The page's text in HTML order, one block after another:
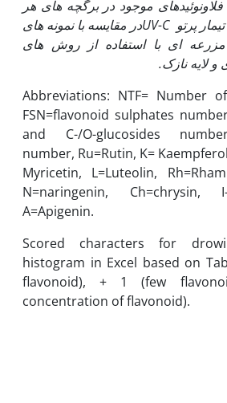
فلاونوئیدهای موجود در برگچه های هر
پرتو UV-C
در مقایسه با نمونه های
ای با استفاده از روش های
و لایه نازک.
Abbreviations: NTF= Number
FSN=flavonoid sulphates
and C-/O-glucosides
number, Ru=Rutin, K=
Myricetin, L=Luteolin,
N=naringenin, Ch=chrysin, I-
A=Apigenin.
Scored characters for
histogram in Excel based on
flavonoid), + 1 (few
concentration of flavonoid).